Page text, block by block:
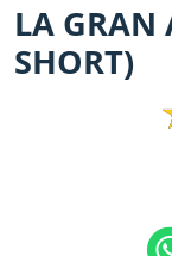
LA GRAN
SHORT)